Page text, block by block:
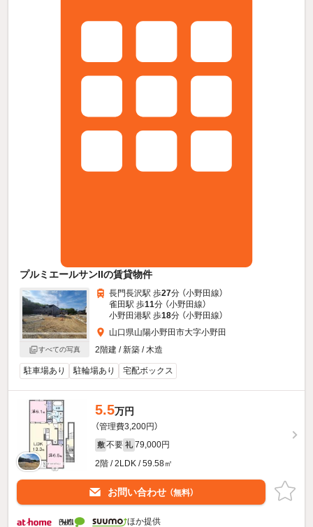
プルミエールサンIIの賃貸物件
すべての写真
長門長沢駅 歩27分 （小野田線）
雀田駅 歩11分 （小野田線）
小野田港駅 歩18分 （小野田線）
山口県山陽小野田市大字小野田
2階建 / 新築 / 木造
駐車場あり 駐輪場あり 宅配ボックス
5.5万円
（管理費3,200円）
敷 不要 礼 79,000円
2階 / 2LDK / 59.58㎡
お問い合わせ （無料）
ほか提供